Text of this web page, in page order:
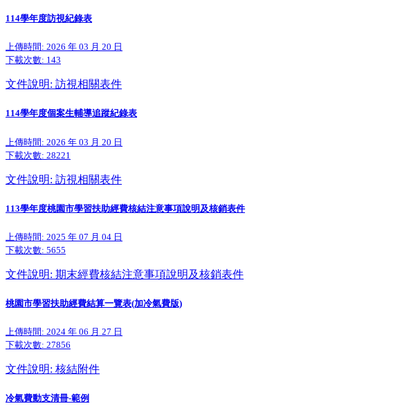
114學年度訪視紀錄表
上傳時間: 2026 年 03 月 20 日
下載次數: 143
文件說明: 訪視相關表件
114學年度個案生輔導追蹤紀錄表
上傳時間: 2026 年 03 月 20 日
下載次數: 28221
文件說明: 訪視相關表件
113學年度桃園市學習扶助經費核結注意事項說明及核銷表件
上傳時間: 2025 年 07 月 04 日
下載次數: 5655
文件說明: 期末經費核結注意事項說明及核銷表件
桃園市學習扶助經費結算一覽表(加冷氣費版)
上傳時間: 2024 年 06 月 27 日
下載次數: 27856
文件說明: 核結附件
冷氣費動支清冊-範例